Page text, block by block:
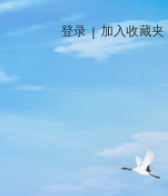
登录 | 加入收藏夹